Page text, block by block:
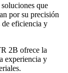
que
por su precisión
de eficiencia y
2B ofrece la
experiencia y